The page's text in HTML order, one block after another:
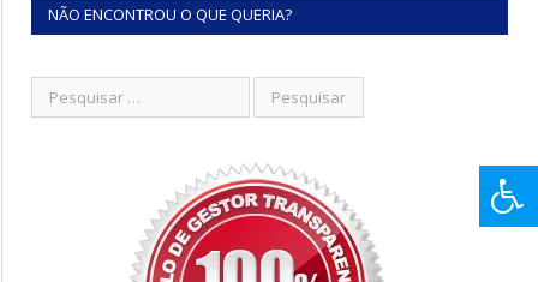
NÃO ENCONTROU O QUE QUERIA?